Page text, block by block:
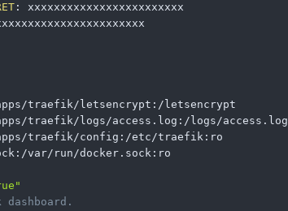
:
xxxxxxxxxxxxxxxxxxxxxxxx
traefik/letsencrypt : /letsencrypt
traefik/logs/access.log : /logs/access.log
traefik/config : /etc/traefik : ro
: /var/run/docker.sock : ro